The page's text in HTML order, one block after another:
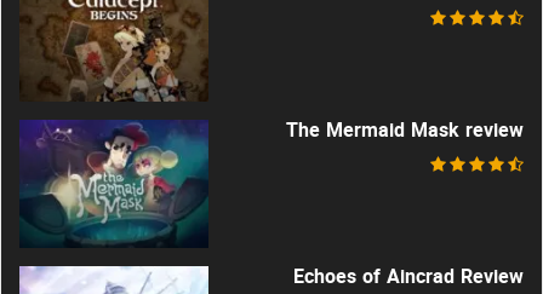
The Mermaid Mask review
Echoes of Aincrad Review